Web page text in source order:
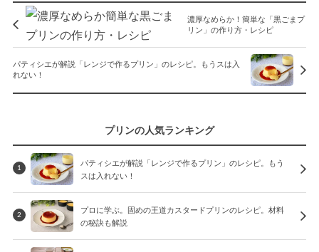
濃厚なめらか！簡単な「黒ごまプ
リン」の作り方・レシピ
パティシエが解説「レンジで作るプリン」のレシピ。もうスは入
れない！
プリンの人気ランキング
1
パティシエが解説「レンジで作るプリン」のレシピ。もう
スは入れない！
2
プロに学ぶ。固めの王道カスタードプリンのレシピ。材料
の秘訣も解説